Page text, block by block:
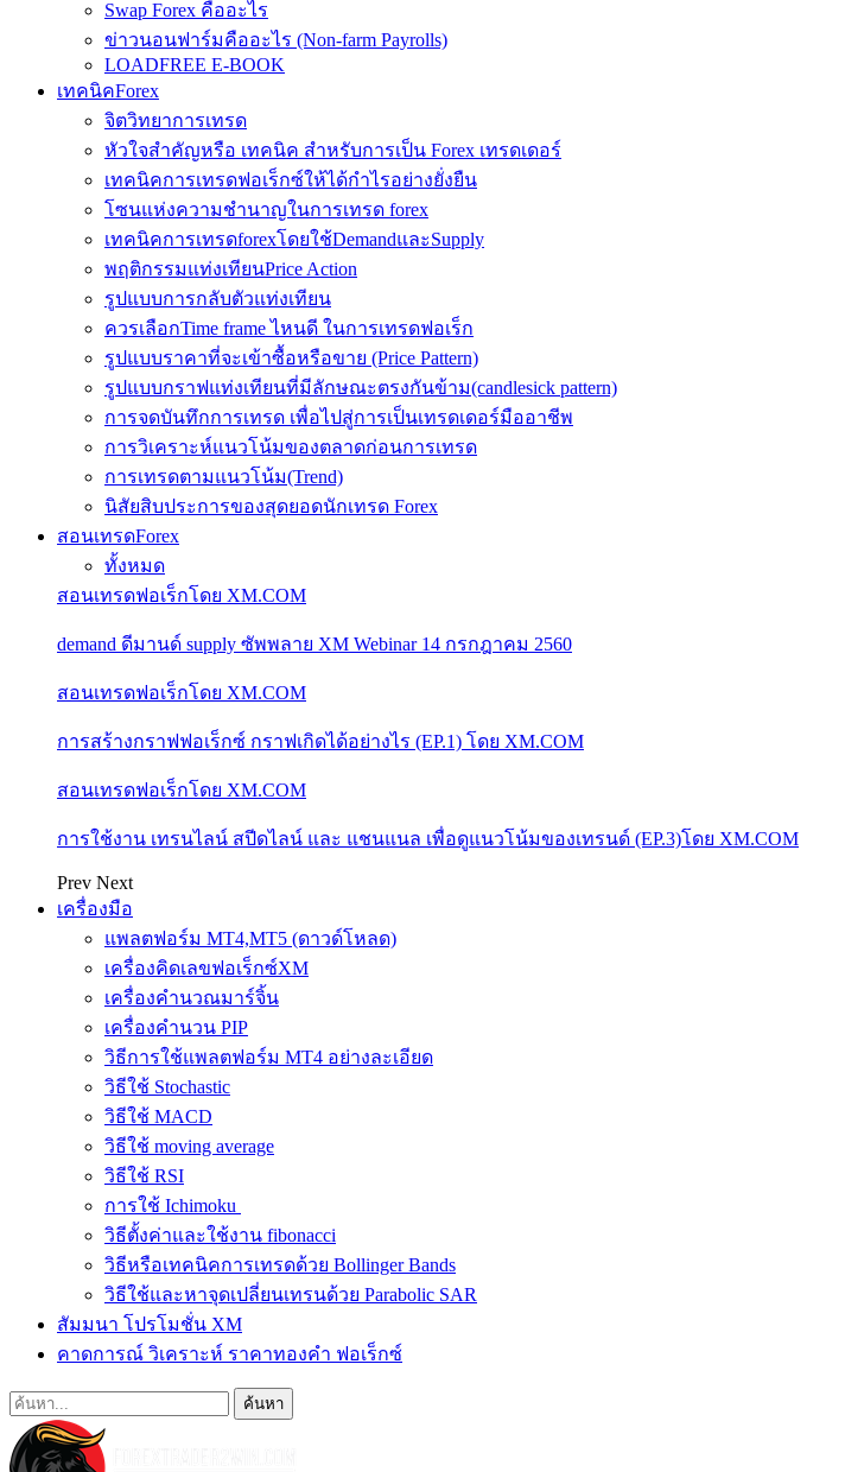
Swap Forex คืออะไร
ข่าวนอนฟาร์มคืออะไร (Non-farm Payrolls)
LOADFREE E-BOOK
เทคนิคForex
จิตวิทยาการเทรด
หัวใจสำคัญหรือ เทคนิค สำหรับการเป็น Forex เทรดเดอร์
เทคนิคการเทรดฟอเร็กซ์ให้ได้กำไรอย่างยั่งยืน
โซนแห่งความชำนาญในการเทรด forex
เทคนิคการเทรดforexโดยใช้DemandและSupply
พฤติกรรมแท่งเทียนPrice Action
รูปแบบการกลับตัวแท่งเทียน
ควรเลือกTime frame ไหนดี ในการเทรดฟอเร็ก
รูปแบบราคาที่จะเข้าซื้อหรือขาย (Price Pattern)
รูปแบบกราฟแท่งเทียนที่มีลักษณะตรงกันข้าม(candlesick pattern)
การจดบันทึกการเทรด เพื่อไปสู่การเป็นเทรดเดอร์มืออาชีพ
การวิเคราะห์แนวโน้มของตลาดก่อนการเทรด
การเทรดตามแนวโน้ม(Trend)
นิสัยสิบประการของสุดยอดนักเทรด Forex
สอนเทรดForex
ทั้งหมด
สอนเทรดฟอเร็กโดย XM.COM
demand ดีมานด์ supply ซัพพลาย XM Webinar 14 กรกฎาคม 2560
สอนเทรดฟอเร็กโดย XM.COM
การสร้างกราฟฟอเร็กซ์ กราฟเกิดได้อย่างไร (EP.1) โดย XM.COM
สอนเทรดฟอเร็กโดย XM.COM
การใช้งาน เทรนไลน์ สปีดไลน์ และ แชนแนล เพื่อดูแนวโน้มของเทรนด์ (EP.3)โดย XM.COM
Prev Next
เครื่องมือ
แพลตฟอร์ม MT4,MT5 (ดาวด์โหลด)
เครื่องคิดเลขฟอเร็กซ์XM
เครื่องคำนวณมาร์จิ้น
เครื่องคำนวน PIP
วิธีการใช้แพลตฟอร์ม MT4 อย่างละเอียด
วิธีใช้ Stochastic
วิธีใช้ MACD
วิธีใช้ moving average
วิธีใช้ RSI
การใช้ Ichimoku
วิธีตั้งค่าและใช้งาน fibonacci
วิธีหรือเทคนิคการเทรดด้วย Bollinger Bands
วิธีใช้และหาจุดเปลี่ยนเทรนด้วย Parabolic SAR
สัมมนา โปรโมชั่น XM
คาดการณ์ วิเคราะห์ ราคาทองคำ ฟอเร็กซ์